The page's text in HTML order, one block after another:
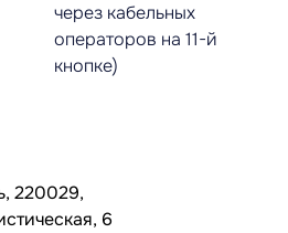
через кабельных
операторов на 11-й
кнопке)
220029,
6